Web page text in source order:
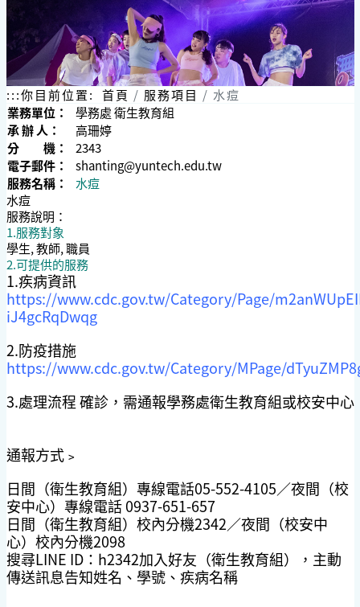
:::你目前位置: 首頁 服務項目
水痘
業務單位：
學務處 衛生教育組
承 辦 人：
高珊婷
分 機：
2343
電子郵件：
shanting@yuntech.edu.tw
服務名稱：
水痘
水痘
服務說明：
1.服務對象
學生, 教師, 職員
2.可提供的服務
1.疾病資訊
https://www.cdc.gov.tw/Category/Page/
iJ4gcRqDwqg
2.防疫措施
https://www.cdc.gov.tw/Category/MPage/
3.處理流程確診，需通報學務處衛生教育組或校安中心
通報方式﹥
日間（衛生教育組）專線電話05-552-4105／夜間（校
安中心）專線電話 0937-651-657
日間（衛生教育組）校內分機2342／夜間（校安中
心）校內分機2098
搜尋LINE ID：h2342加入好友（衛生教育組），主動
傳送訊息告知姓名、學號、疾病名稱